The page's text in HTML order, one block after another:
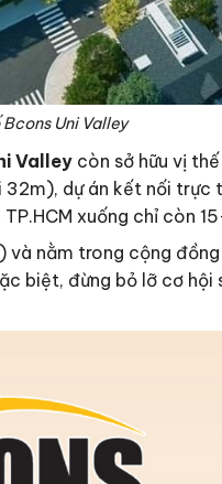
Bcons Uni Valley
Valley còn sở hữu vị
dự án kết nối trực
xuống chỉ còn
và nằm trong cộng
biệt, đừng bỏ lỡ cơ hội